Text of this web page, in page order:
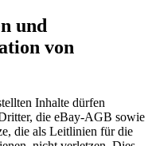
und
von
Inhalte dürfen
die eBay-AGB sowie
die als Leitlinien für die